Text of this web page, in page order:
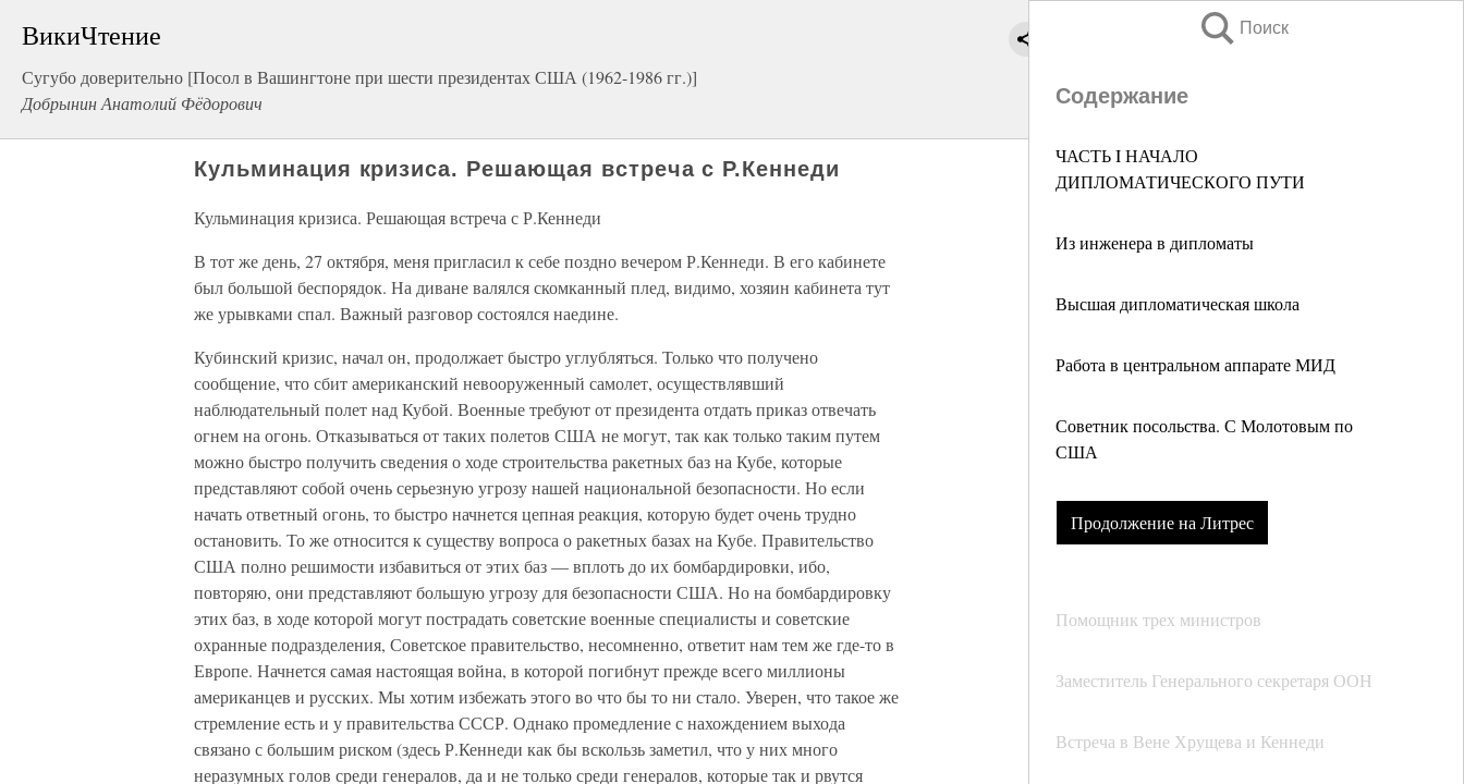
ВикиЧтение
Сугубо доверительно [Посол в Вашингтоне при шести президентах США (1962-1986 гг.)]
Добрынин Анатолий Фёдорович
Поиск
Содержание
ЧАСТЬ I НАЧАЛО
ДИПЛОМАТИЧЕСКОГО ПУТИ
Из инженера в дипломаты
Высшая дипломатическая школа
Работа в центральном аппарате МИД
Советник посольства. С Молотовым по
США
Продолжение на Литрес
Помощник трех министров
Заместитель Генерального секретаря ООН
Встреча в Вене Хрущева и Кеннеди
Кульминация кризиса. Решающая встреча с Р.Кеннеди
Кульминация кризиса. Решающая встреча с Р.Кеннеди
В тот же день, 27 октября, меня пригласил к себе поздно вечером Р.Кеннеди. В его кабинете
был большой беспорядок. На диване валялся скомканный плед, видимо, хозяин кабинета тут
же урывками спал. Важный разговор состоялся наедине.
Кубинский кризис, начал он, продолжает быстро углубляться. Только что получено
сообщение, что сбит американский невооруженный самолет, осуществлявший
наблюдательный полет над Кубой. Военные требуют от президента отдать приказ отвечать
огнем на огонь. Отказываться от таких полетов США не могут, так как только таким путем
можно быстро получить сведения о ходе строительства ракетных баз на Кубе, которые
представляют собой очень серьезную угрозу нашей национальной безопасности. Но если
начать ответный огонь, то быстро начнется цепная реакция, которую будет очень трудно
остановить. То же относится к существу вопроса о ракетных базах на Кубе. Правительство
США полно решимости избавиться от этих баз — вплоть до их бомбардировки, ибо,
повторяю, они представляют большую угрозу для безопасности США. Но на бомбардировку
этих баз, в ходе которой могут пострадать советские военные специалисты и советские
охранные подразделения, Советское правительство, несомненно, ответит нам тем же где-то в
Европе. Начнется самая настоящая война, в которой погибнут прежде всего миллионы
американцев и русских. Мы хотим избежать этого во что бы то ни стало. Уверен, что такое же
стремление есть и у правительства СССР. Однако промедление с нахождением выхода
связано с большим риском (здесь Р.Кеннеди как бы вскользь заметил, что у них много
неразумных голов среди генералов, да и не только среди генералов, которые так и рвутся